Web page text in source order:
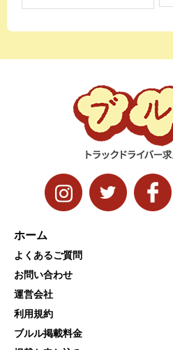
ホーム
よくあるご質問
お問い合わせ
運営会社
利用規約
ブルル掲載料金